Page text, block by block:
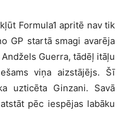
Formula1 apritē nav tik
GP startā smagi avarēja
Guerra, tādēļ itāļu
viņa aizstājējs. Šī
uzticēta Ginzani. Savā
pēc iespējas labāku